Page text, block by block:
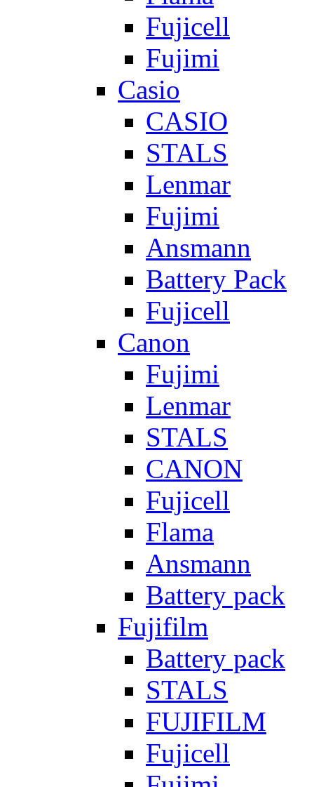
Fujicell
Fujimi
Casio
CASIO
STALS
Lenmar
Fujimi
Ansmann
Battery Pack
Fujicell
Canon
Fujimi
Lenmar
STALS
CANON
Fujicell
Flama
Ansmann
Battery pack
Fujifilm
Battery pack
STALS
FUJIFILM
Fujicell